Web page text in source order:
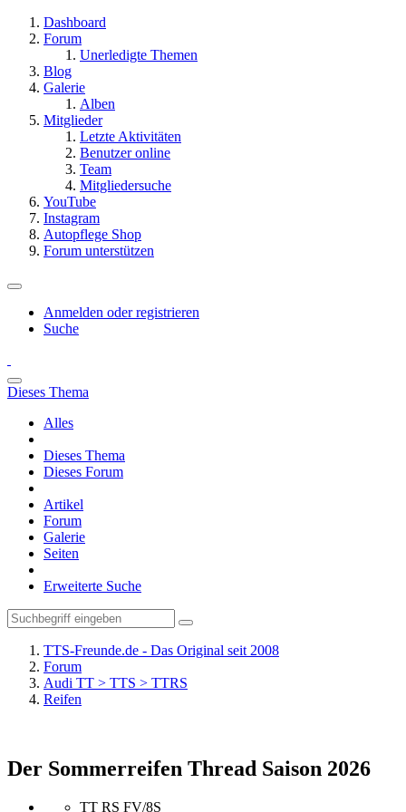
Dashboard
Forum
Unerledigte Themen
Blog
Galerie
Alben
Mitglieder
Letzte Aktivitäten
Benutzer online
Team
Mitgliedersuche
YouTube
Instagram
Autopflege Shop
Forum unterstützen
Anmelden oder registrieren
Suche
Dieses Thema
Alles
Dieses Thema
Dieses Forum
Artikel
Forum
Galerie
Seiten
Erweiterte Suche
TTS-Freunde.de - Das Original seit 2008
Forum
Audi TT > TTS > TTRS
Reifen
Der Sommerreifen Thread Saison 2026
TT RS FV/8S